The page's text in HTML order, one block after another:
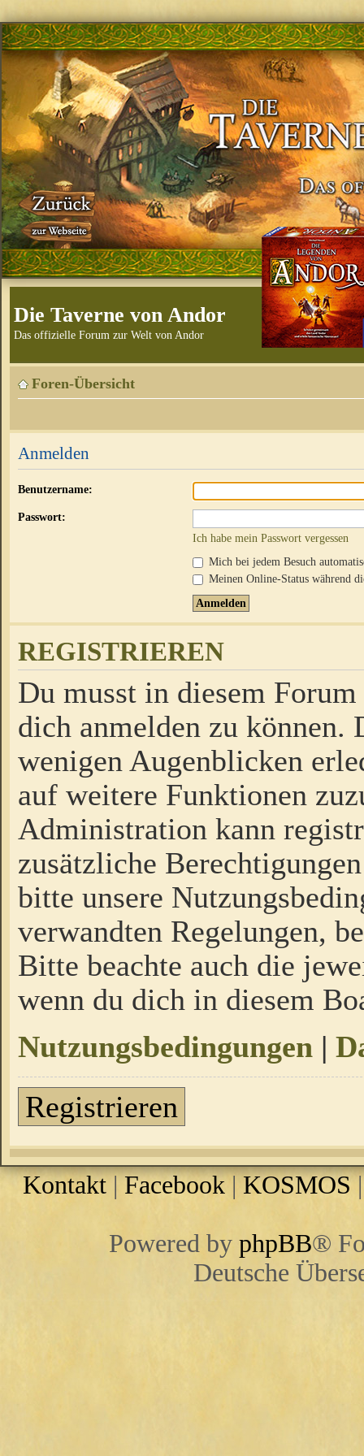
Die Taverne von Andor
Das offizielle Forum zur Welt von Andor
Foren-Übersicht
Anmelden
Benutzername:
Passwort:
Ich habe mein Passwort vergessen
Mich bei jedem Besuch
Meinen Online-Status während
REGISTRIEREN
Du musst in diesem
dich anmelden zu
wenigen Augenblicken
auf weitere Funktionen
Administration kann
zusätzliche
bitte unsere
verwandten Regelungen,
Bitte beachte auch die
wenn du dich in diesem
Nutzungsbedingungen |
Registrieren
Kontakt | Facebook |KOSMOS
Powered by phpBB®
Deutsche